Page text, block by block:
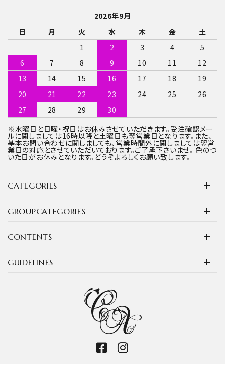
CATEGORIES
GROUPCATEGORIES
CONTENTS
2026年9月
日
月 火 水 木 金
土
1
2 3 4
5
6
7 8 9 10 11
12
13
14 15 16 17 18
19
20
21 22 23 24 25
26
27
28 29
30
※水曜日と日曜・祝日はお休みさせていただきます。受注確認メー
ルに関しましては16時以降と土曜日も翌営業日となります。また、
基本お問い合わせに関しましても、営業時間外に関しましては翌営
業日の対応とさせていただいております。ご了承下さいませ。 色のつ
いた日がお休みとなります。どうぞよろしくお願い致します。
GUIDELINES